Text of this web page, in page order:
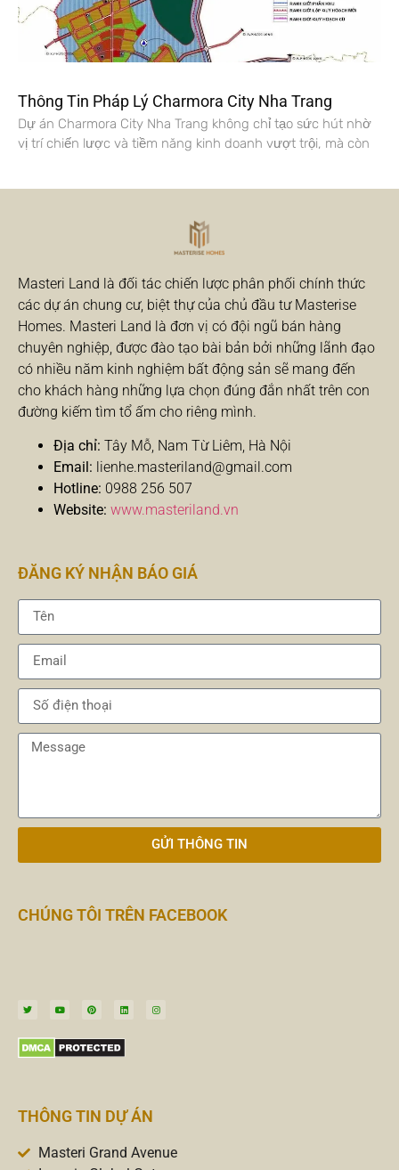
Thông Tin Pháp Lý Charmora City Nha Trang
Dự án Charmora City Nha Trang không chỉ tạo sức hút nhờ
vị trí chiến lược và tiềm năng kinh doanh vượt trội, mà còn
Masteri Land là đối tác chiến lược phân phối chính thức
các dự án chung cư, biệt thự của chủ đầu tư Masterise
Homes. Masteri Land là đơn vị có đội ngũ bán hàng
chuyên nghiệp, được đào tạo bài bản bởi những lãnh đạo
có nhiều năm kinh nghiệm bất động sản sẽ mang đến
cho khách hàng những lựa chọn đúng đắn nhất trên con
đường kiếm tìm tổ ấm cho riêng mình.
Địa chỉ: Tây Mỗ, Nam Từ Liêm, Hà Nội
Email: lienhe.masteriland@gmail.com
Hotline: 0988 256 507
Website: www.masteriland.vn
ĐĂNG KÝ NHẬN BÁO GIÁ
GỬI THÔNG TIN
CHÚNG TÔI TRÊN FACEBOOK
THÔNG TIN DỰ ÁN
Masteri Grand Avenue